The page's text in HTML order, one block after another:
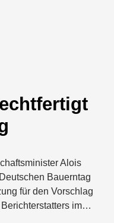
Alois
Bauerntag
für den Vorschlag
im…